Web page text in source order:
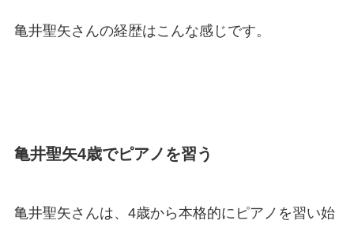
亀井聖矢さんの経歴はこんな感じです。
亀井聖矢4歳でピアノを習う
亀井聖矢さんは、4歳から本格的にピアノを習い始